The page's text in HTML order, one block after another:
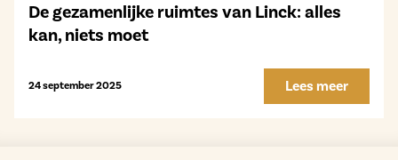
De gezamenlijke ruimtes van Linck: alles
kan, niets moet
24 september 2025 Lees meer